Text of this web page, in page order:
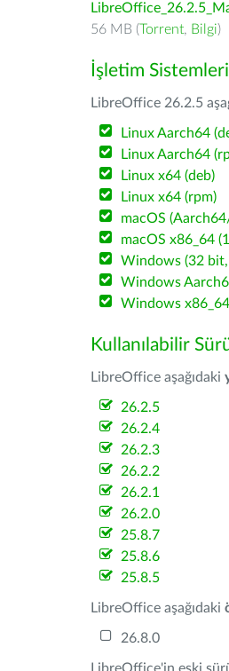
56 MB (Torrent, Bilgi)
İşletim Sistemleri
LibreOffice 26.2.5
Linux Aarch64
Linux Aarch64
Linux x64 (deb)
Linux x64 (rpm)
macOS
macOS x86_64
Windows (32
Windows
Windows
Kullanılabilir
LibreOffice aşağıdaki
26.2.5
26.2.4
26.2.3
26.2.2
26.2.1
26.2.0
25.8.7
25.8.6
25.8.5
LibreOffice aşağıdaki
26.8.0